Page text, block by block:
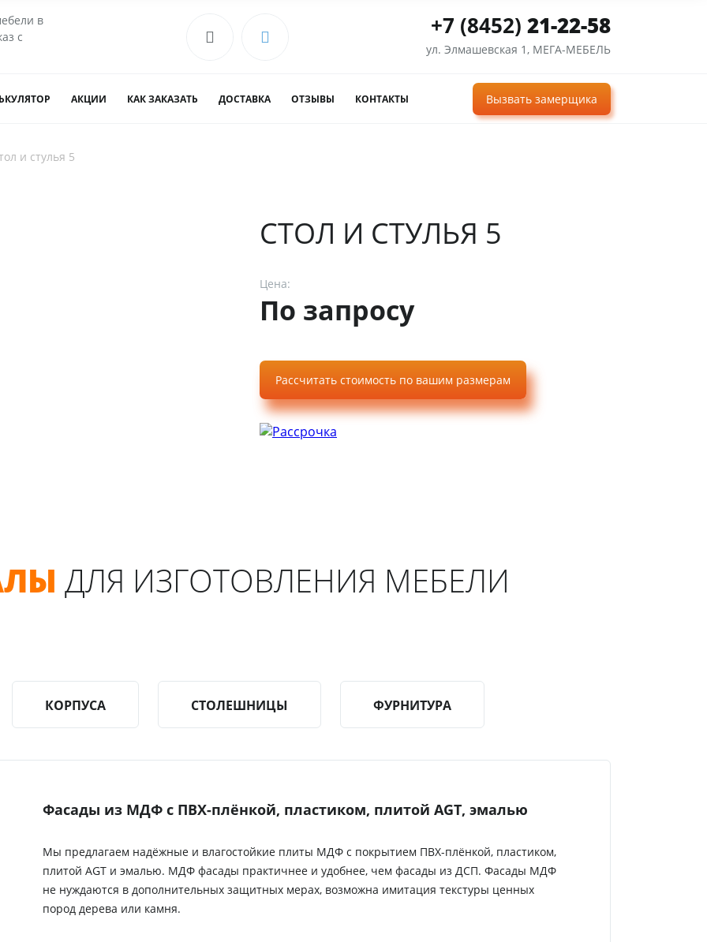
в
с
+7 (8452) 21-22-58
ул. Элмашевская 1, МЕГА-МЕБЕЛЬ
АКЦИИ КАК ЗАКАЗАТЬ ДОСТАВКА ОТЗЫВЫ КОНТАКТЫ Вызвать замерщика
и стулья 5
СТОЛ И СТУЛЬЯ 5
Цена:
По запросу
Рассчитать стоимость по вашим размерам
ДЛЯ ИЗГОТОВЛЕНИЯ МЕБЕЛИ
КОРПУСА СТОЛЕШНИЦЫ ФУРНИТУРА
Фасады из МДФ с ПВХ-плёнкой, пластиком, плитой AGT, эмалью
Мы предлагаем надёжные и влагостойкие плиты МДФ с покрытием ПВХ-плёнкой, пластиком,
плитой AGT и эмалью. МДФ фасады практичнее и удобнее, чем фасады из ДСП. Фасады МДФ
не нуждаются в дополнительных защитных мерах, возможна имитация текстуры ценных
пород дерева или камня.